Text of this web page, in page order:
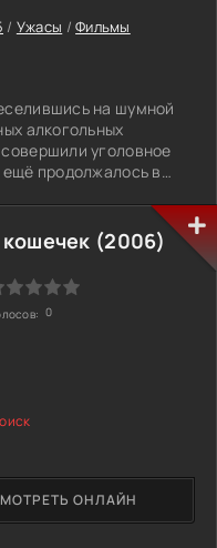
/ Ужасы /Фильмы
на шумной
алкогольных
уголовное
продолжалось в
Ребята приняли
его в глубокое
они
и не вспоминать
Однако, прошел
преследовать их.
записки,
кто-то являлся
и твердо намерен
им становится
Им
понять как обхитрить
(2006)
ОНЛАЙН
0